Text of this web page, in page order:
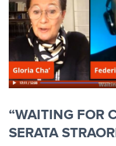
“WAITING FOR
SERATA